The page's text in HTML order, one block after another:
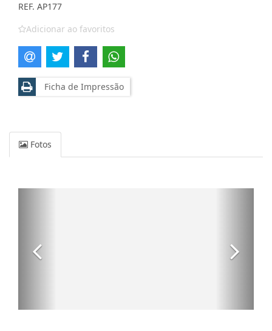
REF. AP177
Adicionar ao favoritos
Ficha de Impressão
Fotos